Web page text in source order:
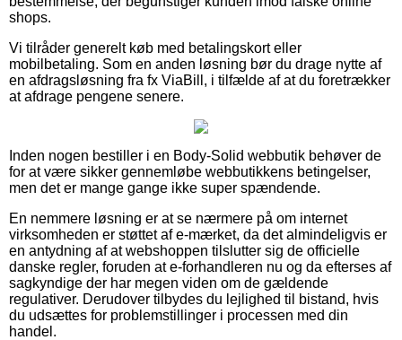
shops.
Vi tilråder generelt køb med betalingskort eller
mobilbetaling. Som en anden løsning bør du drage nytte af
en afdragsløsning fra fx ViaBill, i tilfælde af at du foretrækker
at afdrage pengene senere.
Inden nogen bestiller i en Body-Solid webbutik behøver de
for at være sikker gennemløbe webbutikkens betingelser,
men det er mange gange ikke super spændende.
En nemmere løsning er at se nærmere på om internet
virksomheden er støttet af e-mærket, da det almindeligvis er
en antydning af at webshoppen tilslutter sig de officielle
danske regler, foruden at e-forhandleren nu og da efterses af
sagkyndige der har megen viden om de gældende
regulativer. Derudover tilbydes du lejlighed til bistand, hvis
du udsættes for problemstillinger i processen med din
handel.